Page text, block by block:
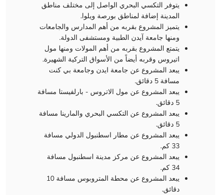
يتوفر التكسي البحري الواصل إلى مختلف مناطق
المدينة إضافة لمناطق بورصة ويلوا.
يتميز المشروع بقربه من أهم المدارس والجامعات
ومنها جامعة آيدن الطبية ومستشفى الدولة.
يتمتع المشروع بقربه من أهم المولات ومنها مول
اتيروس وقربه أيضاً من الأسواق التركية الشهيرة.
يبعد المشروع عن جامعة ايدن وجامعة بي كنت
مسافة 5 دقائق.
يبعد المشروع عن مول الاتروس - بارلفيستا مسافة
5 دقائق.
يبعد المشروع عن التكسي البحري والمارينا مسافة
5 دقائق.
يبعد المشروع عن مطار اسطنبول الدولي مسافة
33 كم.
يبعد المشروع عن مركز مدينة اسطنبول مسافة
34 كم.
يبعد المشروع عن محطة المتروبوس مسافة 10
دقائق.